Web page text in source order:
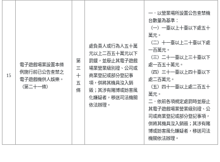
15
電子遊戲場業設置本條
例施行前已公告查禁之
電子遊戲機供人娛樂。
（第二十一條）
第
三
十
五
條
處負責人或行為人五十萬
元以上二百五十萬元以下
罰鍰，並廢止其電子遊戲
場業營業級別證、公司或
商業登記或部分登記事
項，併將其機具沒入銷
毀；其涉有賭博或妨害風
化嫌疑者，移送司法機關
依法辦理。
一．以營業場所設置公告查禁機
台數量為基準：
（一）一臺以上十臺以下處五十
萬元。
（二）十一臺以上二十臺以下處
一百萬元。
（三）二十一臺以上三十臺以下
處一百五十萬元。
（四）三十一臺以上四十臺以下
處二百萬元。
（五）四十一臺以上處二百五十
萬元。
二．依前各項規定處罰時並廢止
其電子遊戲場業營業級別證、公
司或商業登記或部分登記事項，
併將其機具沒入銷毀；其涉有賭
博或妨害風化嫌疑者，移送司法
機關依法辦理。